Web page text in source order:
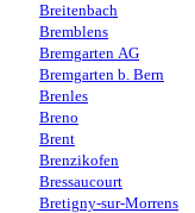
Breitenbach
Bremblens
Bremgarten AG
Bremgarten b. Bern
Brenles
Breno
Brent
Brenzikofen
Bressaucourt
Bretigny-sur-Morrens